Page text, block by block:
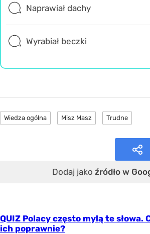
Naprawiał dachy
Wyrabiał beczki
Wiedza ogólna Misz Masz Trudne
Dodaj jako źródło w
QUIZ Polacy często mylą te słowa.
ich poprawnie?